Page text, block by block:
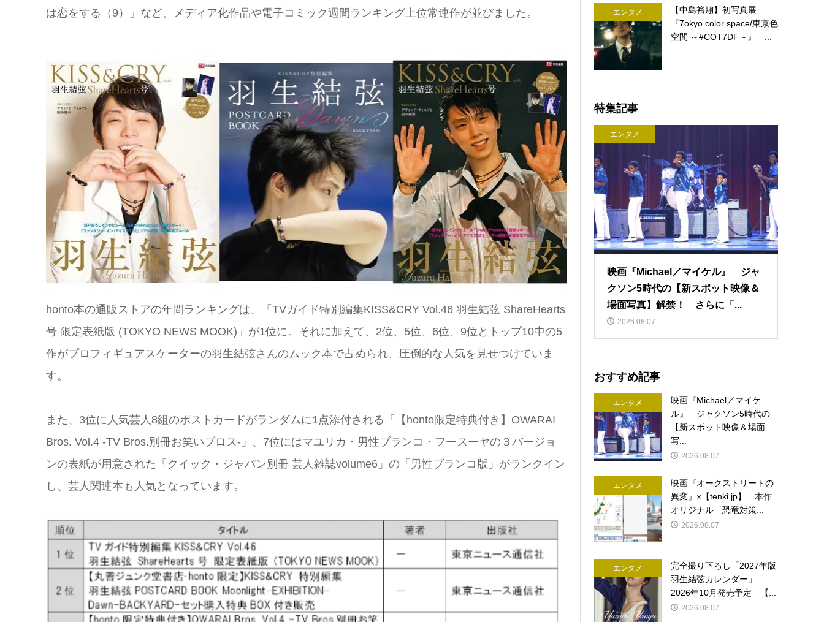
は恋をする（9）」など、メディア化作品や電子コミック週間ランキング上位常連作が並びました。
honto本の通販ストアの年間ランキングは、「TVガイド特別編集KISS&CRY Vol.46 羽生結弦 ShareHearts
号 限定表紙版 (TOKYO NEWS MOOK)」が1位に。それに加えて、2位、5位、6位、9位とトップ10中の5
作がプロフィギュアスケーターの羽生結弦さんのムック本で占められ、圧倒的な人気を見せつけていま
す。
また、3位に人気芸人8組のポストカードがランダムに1点添付される「【honto限定特典付き】OWARAI
Bros. Vol.4 -TV Bros.別冊お笑いブロス-」、7位にはマユリカ・男性ブランコ・フースーヤの３バージョ
ンの表紙が用意された「クイック・ジャパン別冊 芸人雑誌volume6」の「男性ブランコ版」がランクイン
し、芸人関連本も人気となっています。
エンタメ
【中島裕翔】初写真展
『7okyo color space/東京色
空間 ～#COT7DF～』 ...
特集記事
エンタメ
映画『Michael／マイケル』 ジャ
クソン5時代の【新スポット映像＆
場面写真】解禁！ さらに「...
2026.08.07
おすすめ記事
エンタメ
映画『Michael／マイケ
ル』 ジャクソン5時代の
【新スポット映像＆場面
写...
2026.08.07
エンタメ
映画『オークストリートの
異変』×【tenki.jp】 本作
オリジナル「恐竜対策...
2026.08.07
エンタメ
完全撮り下ろし「2027年版
羽生結弦カレンダー」
2026年10月発売予定 【...
2026.08.07